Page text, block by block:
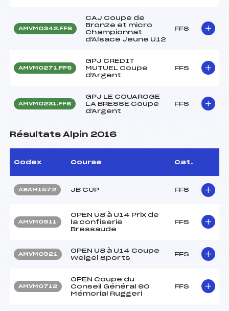
AMVM0342.FFS
CAJ Coupe de
Bronze et micro
Championnat
d'Alsace Jeune U12
FFS
AMVM0271.FFS
GPJ CREDIT
MUTUEL Coupe
d'Argent
FFS
AMVM0231.FFS
GPJ LE COUAROGE
LA BRESSE Coupe
d'Argent
FFS
Résultats Alpin 2016
Codex Course Cat.
ASAM1572 JB CUP FFS
AMVM0911
OPEN U8 à U14 Prix de
la confiserie
Bressaude
FFS
AMVM0921
OPEN U8 à U14 Coupe
Weigel Sports
FFS
AMVM0712
OPEN Coupe du
Conseil Général 90
Mémorial Ruggeri
FFS